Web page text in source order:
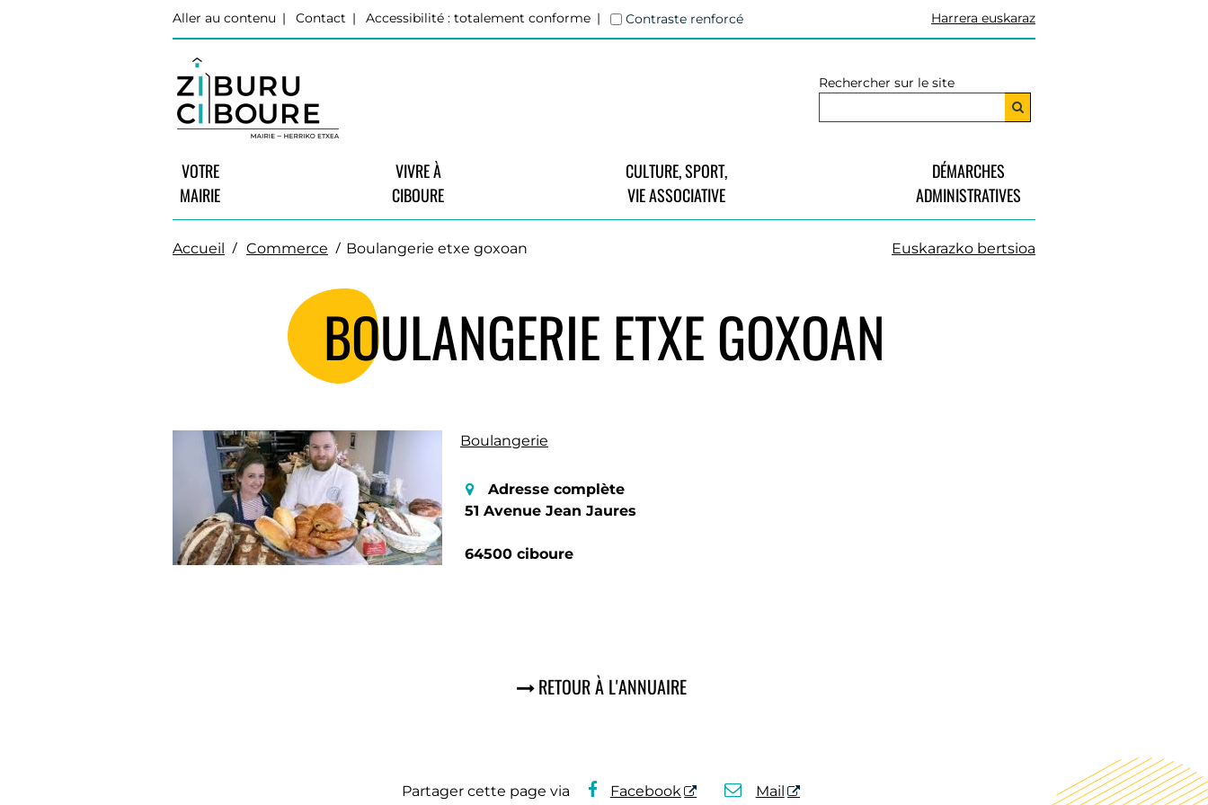
Aller au contenu Contact Accessibilité : totalement conforme Contraste renforcé Harrera euskaraz
Rechercher sur le site
VOTRE
MAIRIE
VIVRE À
CIBOURE
CULTURE, SPORT,
VIE ASSOCIATIVE
DÉMARCHES
ADMINISTRATIVES
Accueil Commerce Boulangerie etxe goxoan Euskarazko bertsioa
BOULANGERIE ETXE GOXOAN
Boulangerie
Adresse complète
51 Avenue Jean Jaures
64500 ciboure
RETOUR À L'ANNUAIRE
Partager cette page via Facebook Mail